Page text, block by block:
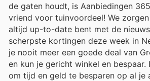
de gaten houdt, is Aanbiedingen
vriend voor tuinvoordeel! We
altijd up-to-date bent met de
scherpste kortingen deze week in
je nooit meer een goede deal van
en kun je gericht winkel en bespaar.
om tijd en geld te besparen op al je